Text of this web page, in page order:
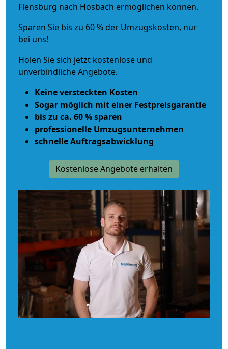
Flensburg nach Hösbach ermöglichen können.
Sparen Sie bis zu 60 % der Umzugskosten, nur
bei uns!
Holen Sie sich jetzt kostenlose und
unverbindliche Angebote.
Keine versteckten Kosten
Sogar möglich mit einer Festpreisgarantie
bis zu ca. 60 % sparen
professionelle Umzugsunternehmen
schnelle Auftragsabwicklung
Kostenlose Angebote erhalten